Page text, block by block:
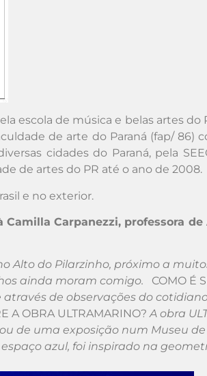
escola de música e belas artes do
de arte do Paraná (fap/ 86)
cidades do Paraná, pela
de artes do PR até o ano de 2008.
e no exterior.
Carpanezzi, professora de
Alto do Pilarzinho, próximo a
ainda moram comigo. COMO É
de observações do
A OBRA ULTRAMARINO?A obra
de uma exposição num Museu
azul, foi inspirado na